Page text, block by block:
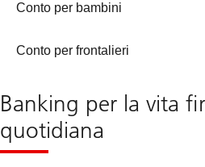
Conto per bambini
Conto per frontalieri
Banking per la vita
quotidiana